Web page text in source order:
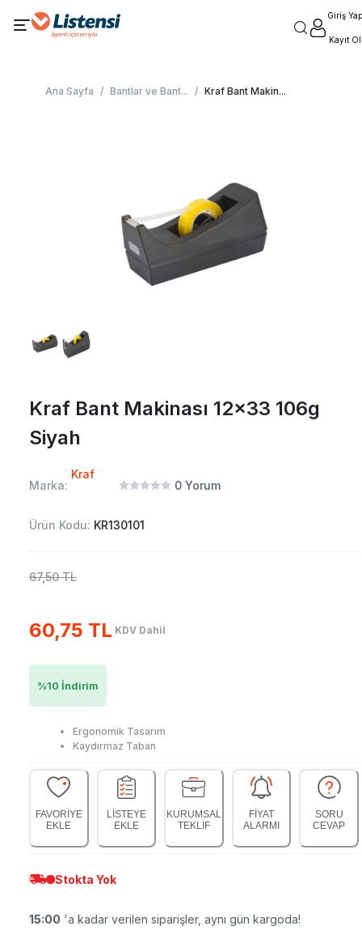
Giriş Yap
Kayıt Ol
Ana Sayfa / Bantlar ve Bant... / Kraf Bant Makin...
Kraf Bant Makinası 12x33 106g
Siyah
Marka:
Kraf
0 Yorum
Ürün Kodu: KR130101
67,50 TL
60,75 TL KDV Dahil
%10 İndirim
Ergonomik Tasarım
Kaydırmaz Taban
FAVORİYE
EKLE
LİSTEYE
EKLE
KURUMSAL
TEKLİF
FİYAT
ALARMI
SORU
CEVAP
Stokta Yok
15:00 'a kadar verilen siparişler, aynı gün kargoda!